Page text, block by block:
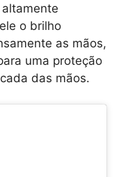
o brilho
as mãos,
uma proteção
das mãos.